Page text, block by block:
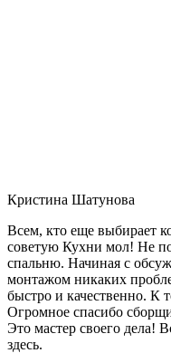
Кристина Шатунова
Всем, кто еще выбирает
советую Кухни мол! Не
спальню. Начиная с
монтажом никаких
быстро и качественно. К
Огромное спасибо
Это мастер своего дела!
здесь.